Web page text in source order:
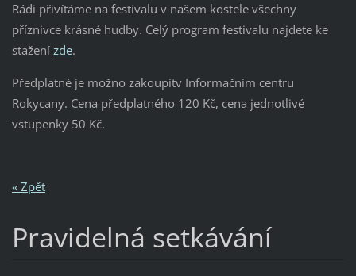
Rádi přivítáme na festivalu v našem kostele všechny
příznivce krásné hudby. Celý program festivalu najdete ke
stažení zde.
Předplatné je možno zakoupitv Informačním centru
Rokycany. Cena předplatného 120 Kč, cena jednotlivé
vstupenky 50 Kč.
« Zpět
Pravidelná setkávání